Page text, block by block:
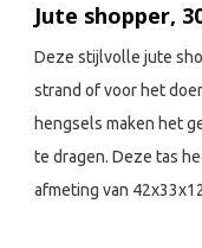
Jute shopper,
Deze stijlvolle jute
strand of voor het
hengsels maken het
te dragen. Deze tas
afmeting van